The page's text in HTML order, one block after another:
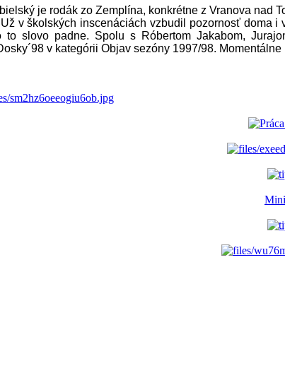
je rodák zo Zemplína, konkrétne z Vranova
v školských inscenáciách vzbudil pozornosť doma
slovo padne. Spolu s Róbertom Jakabom,
v kategórii Objav sezóny 1997/98.